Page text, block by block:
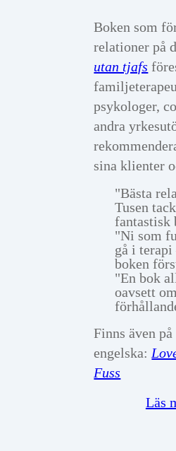
Boken som
relationer på
utan tjafs
psykologer,
andra
sina klienter
"Bästa
Tusen
fantastisk
"Ni som
gå i terapi
boken
"En bok
oavsett
Finns även på
engelska:
Fuss
Läs